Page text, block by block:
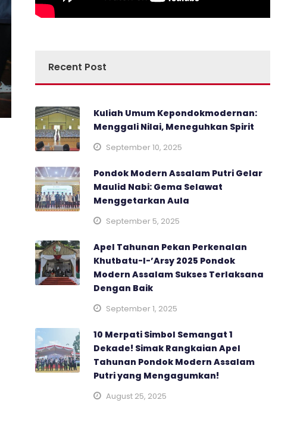
Recent Post
Kuliah Umum Kepondokmodernan:
Menggali Nilai, Meneguhkan Spirit
September 10, 2025
Pondok Modern Assalam Putri Gelar
Maulid Nabi: Gema Selawat
Menggetarkan Aula
September 5, 2025
Apel Tahunan Pekan Perkenalan
Khutbatu-l-’Arsy 2025 Pondok
Modern Assalam Sukses Terlaksana
Dengan Baik
September 1, 2025
10 Merpati Simbol Semangat 1
Dekade! Simak Rangkaian Apel
Tahunan Pondok Modern Assalam
Putri yang Mengagumkan!
August 25, 2025